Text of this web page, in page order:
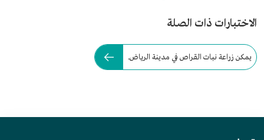
الاختبارات ذات الصلة
يمكن زراعة نبات القراص في مدينة الرياض.